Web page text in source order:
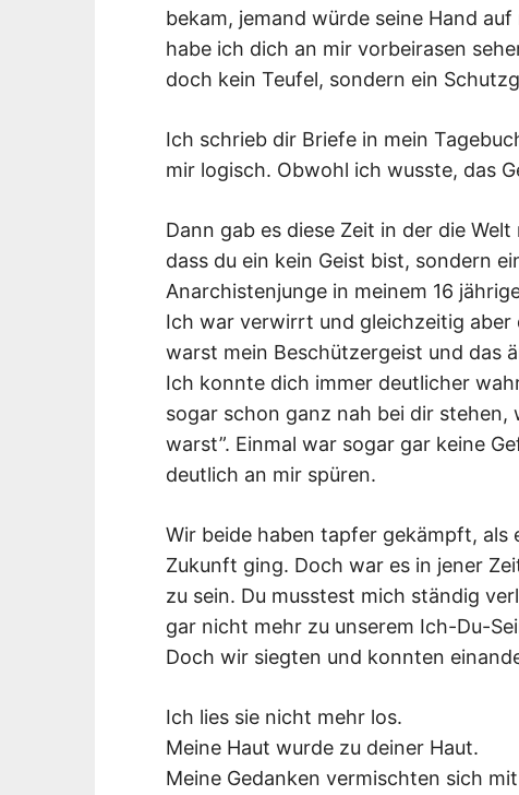
bekam, jemand würde seine Hand
habe ich dich an mir vorbeirasen
doch kein Teufel, sondern ein
Ich schrieb dir Briefe in mein
mir logisch. Obwohl ich wusste, das
Dann gab es diese Zeit in der die
dass du ein kein Geist bist, sondern
Anarchistenjunge in meinem 16
Ich war verwirrt und gleichzeitig aber
warst mein Beschützergeist und das
Ich konnte dich immer deutlicher
sogar schon ganz nah bei dir stehen,
warst”. Einmal war sogar gar keine
deutlich an mir spüren.
Wir beide haben tapfer gekämpft, als
Zukunft ging. Doch war es in jener
zu sein. Du musstest mich ständig
gar nicht mehr zu unserem Ich-Du-
Doch wir siegten und konnten
Ich lies sie nicht mehr los.
Meine Haut wurde zu deiner Haut.
Meine Gedanken vermischten sich